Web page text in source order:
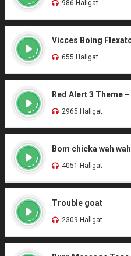
986 Hallgat
Vicces Boing
655 Hallgat
Red Alert 3 Theme
2965 Hallgat
Bom chicka wah wah
4051 Hallgat
Trouble goat
2309 Hallgat